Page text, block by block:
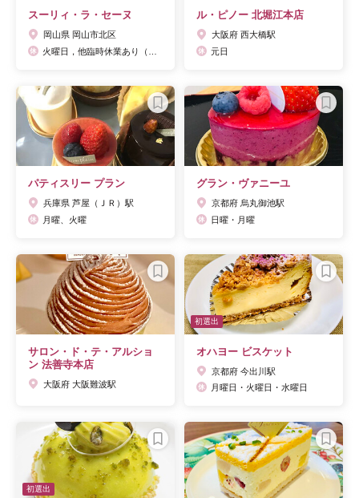
スーリィ・ラ・セーヌ
岡山県 岡山市北区
ル・ピノー 北堀江本店
大阪府 西大橋駅
元日
パティスリー プラン
兵庫県 芦屋（ＪＲ）駅
月曜、火曜
グラン・ヴァニーユ
京都府 烏丸御池駅
日曜・月曜
サロン・ド・テ・アルショ
ン 法善寺本店
大阪府 大阪難波駅
初選出
オハヨー ビスケット
京都府 今出川駅
月曜日・火曜日・水曜日
初選出